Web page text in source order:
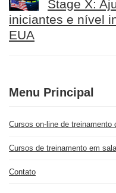
Stage X:
iniciantes e nível
EUA
Menu Principal
Cursos on-line de treinamento
Cursos de treinamento em
Contato